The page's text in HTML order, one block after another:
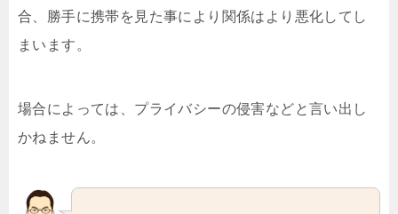
合、勝手に携帯を見た事により関係はより悪化してし
まいます。
場合によっては、プライバシーの侵害などと言い出し
かねません。